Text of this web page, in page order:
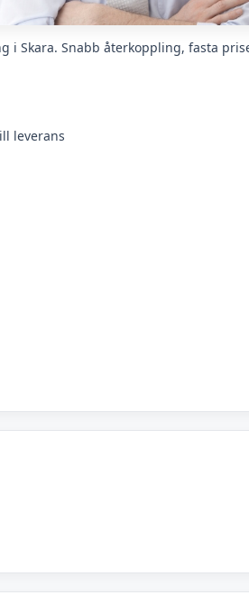
i Skara. Snabb återkoppling, fasta
leverans